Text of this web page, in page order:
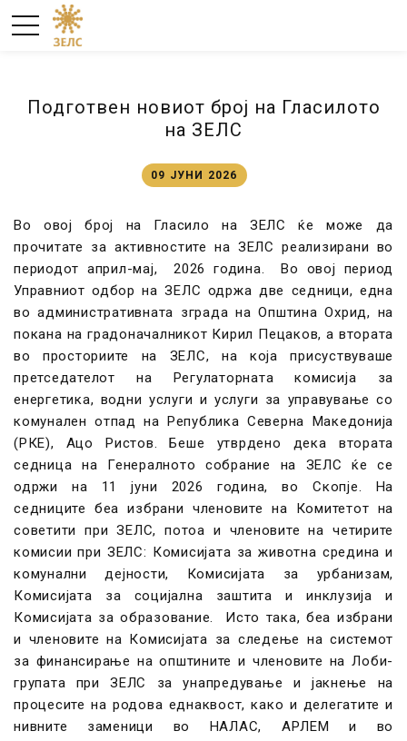
Подготвен новиот број на Гласилото
на ЗЕЛС
09 ЈУНИ 2026
Во овој број на Гласило на ЗЕЛС ќе може да
прочитате за активностите на ЗЕЛС реализирани во
периодот април-мај, 2026 година. Во овој период
Управниот одбор на ЗЕЛС одржа две седници, една
во административната зграда на Општина Охрид, на
покана на градоначалникот Кирил Пецаков, а втората
во просториите на ЗЕЛС, на која присуствуваше
претседателот на Регулаторната комисија за
енергетика, водни услуги и услуги за управување со
комунален отпад на Република Северна Македонија
(РКЕ), Ацо Ристов. Беше утврдено дека втората
седница на Генералното собрание на ЗЕЛС ќе се
одржи на 11 јуни 2026 година, во Скопје. На
седниците беа избрани членовите на Комитетот на
советити при ЗЕЛС, потоа и членовите на четирите
комисии при ЗЕЛС: Комисијата за животна средина и
комунални дејности, Комисијата за урбанизам,
Комисијата за социјална заштита и инклузија и
Комисијата за образование. Исто така, беа избрани
и членовите на Комисијата за следење на системот
за финансирање на општините и членовите на Лоби-
групата при ЗЕЛС за унапредување и јакнење на
процесите на родова еднаквост, како и делегатите и
нивните заменици во НАЛАС, АРЛЕМ и во